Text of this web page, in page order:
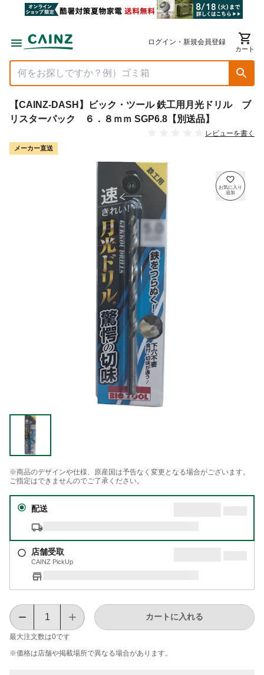
ログイン・新規会員登録
カート
【CAINZ-DASH】ビック・ツール 鉄工用月光ドリル ブ
リスターパック ６．８ｍｍ SGP6.8【別送品】
レビューを書く
メーカー直送
※商品のデザインや仕様、原産国は予告なく変更となる場合がございます。
ご指定はできませんのでご了承ください。
配送
店舗受取
CAINZ PickUp
最大注文数は0です
カートに入れる
※価格は​店舗や​掲載場所で​異なる​場合が​あります。